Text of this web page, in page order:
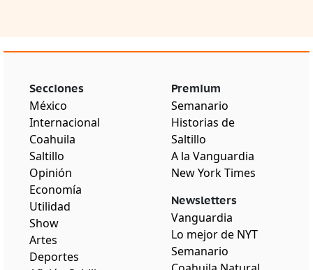
Secciones
México
Internacional
Coahuila
Saltillo
Opinión
Economía
Utilidad
Show
Artes
Deportes
Premium
Semanario
Historias de
Saltillo
A la Vanguardia
New York Times
Newsletters
Vanguardia
Lo mejor de NYT
Semanario